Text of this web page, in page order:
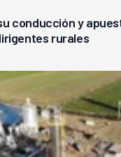
conducción y
rurales